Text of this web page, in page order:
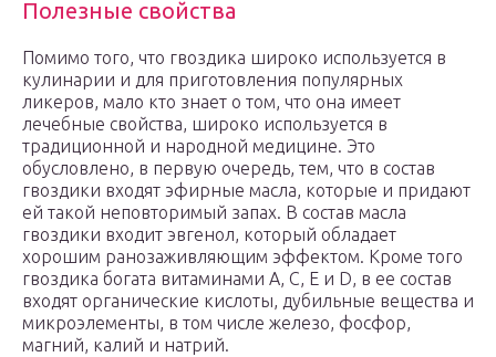
Полезные свойства
Помимо того, что гвоздика широко используется в
кулинарии и для приготовления популярных
ликеров, мало кто знает о том, что она имеет
лечебные свойства, широко используется в
традиционной и народной медицине. Это
обусловлено, в первую очередь, тем, что в состав
гвоздики входят эфирные масла, которые и придают
ей такой неповторимый запах. В состав масла
гвоздики входит эвгенол, который обладает
хорошим ранозаживляющим эффектом. Кроме того
гвоздика богата витаминами A, C, E и D, в ее состав
входят органические кислоты, дубильные вещества и
микроэлементы, в том числе железо, фосфор,
магний, калий и натрий.